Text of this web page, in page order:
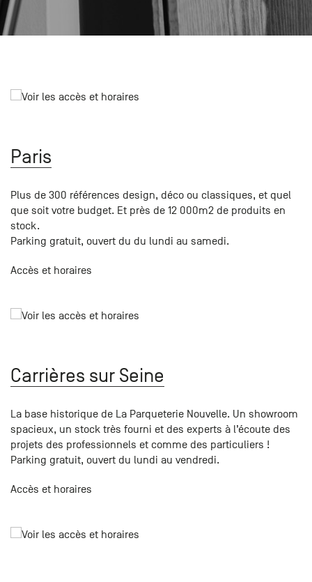
Paris
Plus de 300 références design, déco ou classiques, et quel
que soit votre budget. Et près de 12 000m2 de produits en
stock.
Parking gratuit, ouvert du du lundi au samedi.
Accès et horaires
Carrières sur Seine
La base historique de La Parqueterie Nouvelle. Un showroom
spacieux, un stock très fourni et des experts à l’écoute des
projets des professionnels et comme des particuliers !
Parking gratuit, ouvert du lundi au vendredi.
Accès et horaires
Accessoires
au
samedi
25, rue
du
Allendé -
95870
Bezons
Chambourcy
Du lundi
+33 (0)1
22, route
de
78240
Chambourcy
recherchez
Demande
recevoir
des
papier ?